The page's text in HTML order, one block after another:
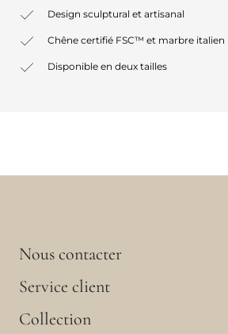
Design sculptural et artisanal
Chêne certifié FSC™ et marbre italien
Disponible en deux tailles
Nous contacter
Service client
Collection